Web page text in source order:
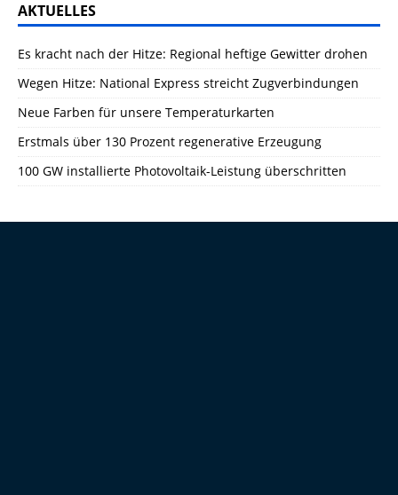
AKTUELLES
Es kracht nach der Hitze: Regional heftige Gewitter drohen
Wegen Hitze: National Express streicht Zugverbindungen
Neue Farben für unsere Temperaturkarten
Erstmals über 130 Prozent regenerative Erzeugung
100 GW installierte Photovoltaik-Leistung überschritten